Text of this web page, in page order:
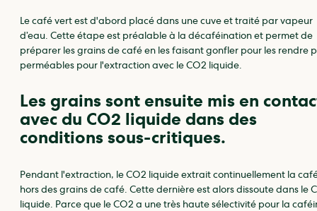
Le café vert est d'abord placé dans une cuve et traité par vapeur
d’eau. Cette étape est préalable à la décaféination et permet de
préparer les grains de café en les faisant gonfler pour les rendre
perméables pour l'extraction avec le CO2 liquide.
Les grains sont ensuite mis en
avec du CO2 liquide dans des
conditions sous-critiques.
Pendant l'extraction, le CO2 liquide extrait continuellement la
hors des grains de café. Cette dernière est alors dissoute dans le
liquide. Parce que le CO2 a une très haute sélectivité pour la